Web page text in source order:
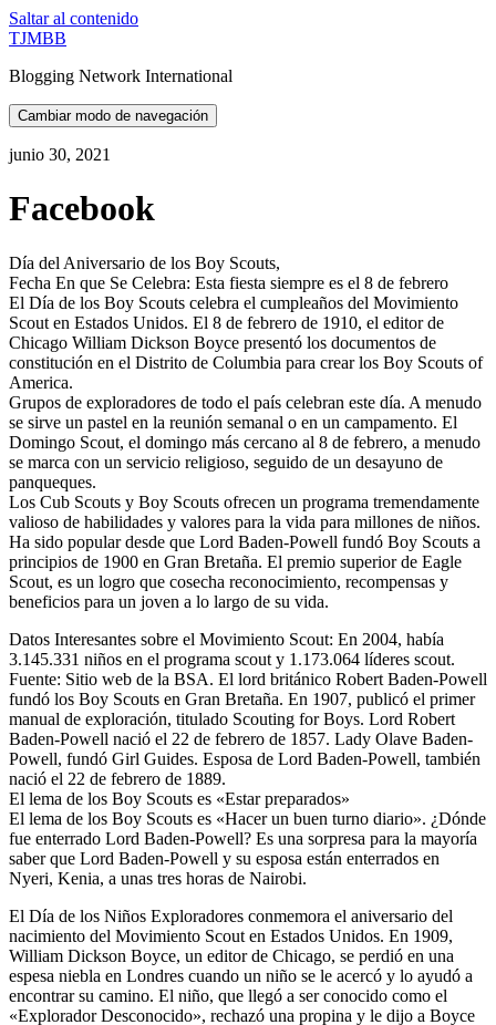
Saltar al contenido
TJMBB
Blogging Network International
Cambiar modo de navegación
junio 30, 2021
Facebook
Día del Aniversario de los Boy Scouts,
Fecha En que Se Celebra: Esta fiesta siempre es el 8 de febrero
El Día de los Boy Scouts celebra el cumpleaños del Movimiento
Scout en Estados Unidos. El 8 de febrero de 1910, el editor de
Chicago William Dickson Boyce presentó los documentos de
constitución en el Distrito de Columbia para crear los Boy Scouts of
America.
Grupos de exploradores de todo el país celebran este día. A menudo
se sirve un pastel en la reunión semanal o en un campamento. El
Domingo Scout, el domingo más cercano al 8 de febrero, a menudo
se marca con un servicio religioso, seguido de un desayuno de
panqueques.
Los Cub Scouts y Boy Scouts ofrecen un programa tremendamente
valioso de habilidades y valores para la vida para millones de niños.
Ha sido popular desde que Lord Baden-Powell fundó Boy Scouts a
principios de 1900 en Gran Bretaña. El premio superior de Eagle
Scout, es un logro que cosecha reconocimiento, recompensas y
beneficios para un joven a lo largo de su vida.
Datos Interesantes sobre el Movimiento Scout: En 2004, había
3.145.331 niños en el programa scout y 1.173.064 líderes scout.
Fuente: Sitio web de la BSA. El lord británico Robert Baden-Powell
fundó los Boy Scouts en Gran Bretaña. En 1907, publicó el primer
manual de exploración, titulado Scouting for Boys. Lord Robert
Baden-Powell nació el 22 de febrero de 1857. Lady Olave Baden-
Powell, fundó Girl Guides. Esposa de Lord Baden-Powell, también
nació el 22 de febrero de 1889.
El lema de los Boy Scouts es «Estar preparados»
El lema de los Boy Scouts es «Hacer un buen turno diario». ¿Dónde
fue enterrado Lord Baden-Powell? Es una sorpresa para la mayoría
saber que Lord Baden-Powell y su esposa están enterrados en
Nyeri, Kenia, a unas tres horas de Nairobi.
El Día de los Niños Exploradores conmemora el aniversario del
nacimiento del Movimiento Scout en Estados Unidos. En 1909,
William Dickson Boyce, un editor de Chicago, se perdió en una
espesa niebla en Londres cuando un niño se le acercó y lo ayudó a
encontrar su camino. El niño, que llegó a ser conocido como el
«Explorador Desconocido», rechazó una propina y le dijo a Boyce